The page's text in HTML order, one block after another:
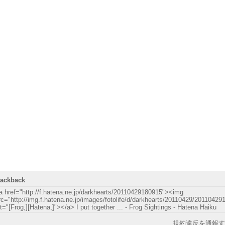
href="http://f.hatena.ne.jp/darkhearts/20110429180915"><img
img.f.hatena.ne.jp/images/fotolife/d/darkhearts/20110429/
a> I put together ... - Frog Sightings - Hatena Haiku
規約違反を通報